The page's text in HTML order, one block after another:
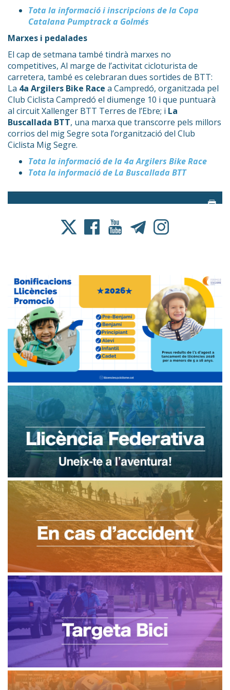
Tota la informació i inscripcions de la Copa
Catalana Pumptrack a Golmés
Marxes i pedalades
El cap de setmana també tindrà marxes no
competitives, Al marge de l’activitat cicloturista de
carretera, també es celebraran dues sortides de BTT:
La 4a Argilers Bike Race a Campredó, organitzada pel
Club Ciclista Campredó el diumenge 10 i que puntuarà
al circuit Xallenger BTT Terres de l’Ebre; i La
Buscallada BTT, una marxa que transcorre pels millors
corrios del mig Segre sota l’organització del Club
Ciclista Mig Segre.
Tota la informació de la 4a Argilers Bike Race
Tota la informació de La Buscallada BTT